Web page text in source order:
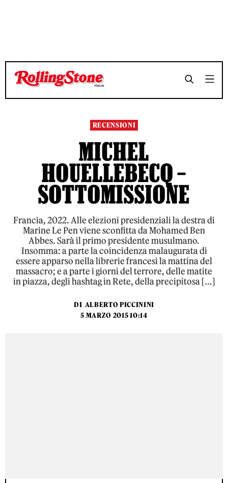
TEMPO DI LETTURA 11 MINUTI SHARE
TEMPO DI LETTURA 11 MINUTI SHARE
RECENSIONI
MICHEL
HOUELLEBECQ –
SOTTOMISSIONE
Francia, 2022. Alle elezioni presidenziali la destra di
Marine Le Pen viene sconfitta da Mohamed Ben
Abbes. Sarà il primo presidente musulmano.
Insomma: a parte la coincidenza malaugurata di
essere apparso nella librerie francesi la mattina del
massacro; e a parte i giorni del terrore, delle matite
in piazza, degli hashtag in Rete, della precipitosa […]
DI ALBERTO PICCININI
5 MARZO 2015 10:14